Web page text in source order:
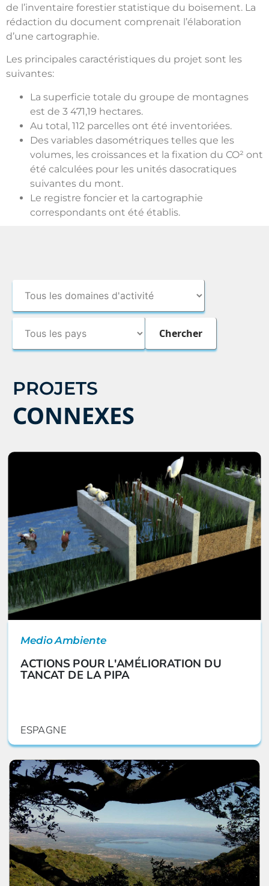
de l’inventaire forestier statistique du boisement. La
rédaction du document comprenait l’élaboration
d’une cartographie.
Les principales caractéristiques du projet sont les
suivantes:
La superficie totale du groupe de montagnes
est de 3 471,19 hectares.
Au total, 112 parcelles ont été inventoriées.
Des variables dasométriques telles que les
volumes, les croissances et la fixation du CO² ont
été calculées pour les unités dasocratiques
suivantes du mont.
Le registre foncier et la cartographie
correspondants ont été établis.
PROJETS
CONNEXES
Medio Ambiente
ACTIONS POUR L'AMÉLIORATION DU
TANCAT DE LA PIPA
ESPAGNE